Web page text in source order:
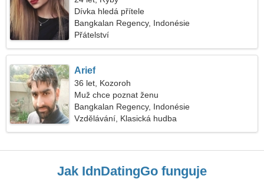
Dívka hledá přítele
Bangkalan Regency, Indonésie
Přátelství
Arief
36 let, Kozoroh
Muž chce poznat ženu
Bangkalan Regency, Indonésie
Vzdělávání, Klasická hudba
Jak IdnDatingGo funguje